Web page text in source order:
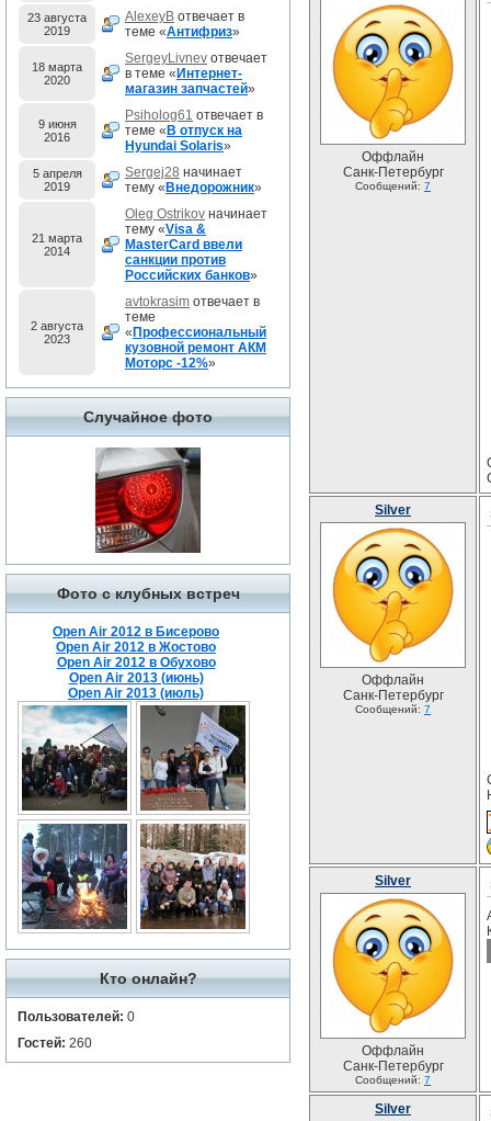
23 августа
2019
AlexeyB отвечает в
теме «Антифриз»
18 марта
2020
SergeyLivnev отвечает
в теме « Интернет-
магазин запчастей»
9 июня
2016
Psiholog61 отвечает в
теме « В отпуск на
Hyundai Solaris»
5 апреля
2019
Sergej28 начинает
тему « Внедорожник»
21 марта
2014
Oleg Ostrikov начинает
тему «Visa &
MasterCard ввели
санкции против
Российских банков»
2 августа
2023
avtokrasim отвечает в
теме
« Профессиональный
кузовной ремонт АКМ
Моторс -12%»
Случайное фото
Фото с клубных встреч
Open Air 2012 в Бисерово
Open Air 2012 в Жостово
Open Air 2012 в Обухово
Open Air 2013 (июнь)
Open Air 2013 (июль)
Кто онлайн?
Пользователей: 0
Гостей: 260
Оффлайн
Санк-Петербург
Сообщений: 7
Silver
Оффлайн
Санк-Петербург
Сообщений: 7
Silver
Оффлайн
Санк-Петербург
Сообщений: 7
Silver